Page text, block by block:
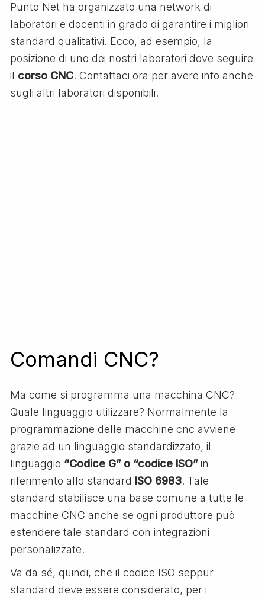
Punto Net ha organizzato una network di
laboratori e docenti in grado di garantire i migliori
standard qualitativi. Ecco, ad esempio, la
posizione di uno dei nostri laboratori dove seguire
il corso CNC. Contattaci ora per avere info anche
sugli altri laboratori disponibili.
Comandi CNC?
Ma come si programma una macchina CNC?
Quale linguaggio utilizzare? Normalmente la
programmazione delle macchine cnc avviene
grazie ad un linguaggio standardizzato, il
linguaggio “Codice G” o “codice ISO”in
riferimento allo standard ISO 6983. Tale
standard stabilisce una base comune a tutte le
macchine CNC anche se ogni produttore può
estendere tale standard con integrazioni
personalizzate.
Va da sé, quindi, che il codice ISO seppur
standard deve essere considerato, per i